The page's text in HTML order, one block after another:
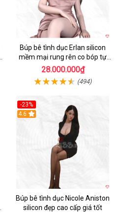
Búp bê tình dục Erlan silicon
mềm mại rung rên co bóp tự
động
28.000.000₫
(494)
-23%
4.6
Búp bê tình dục Nicole Aniston
silicon đẹp cao cấp giá tốt